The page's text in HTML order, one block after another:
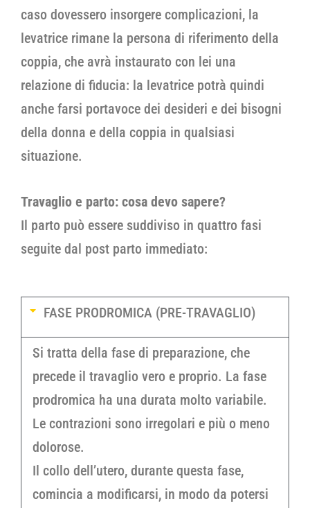
caso dovessero insorgere complicazioni, la
levatrice rimane la persona di riferimento della
coppia, che avrà instaurato con lei una
relazione di fiducia: la levatrice potrà quindi
anche farsi portavoce dei desideri e dei bisogni
della donna e della coppia in qualsiasi
situazione.
Travaglio e parto: cosa devo sapere?
Il parto può essere suddiviso in quattro fasi
seguite dal post parto immediato:
FASE PRODROMICA (PRE-TRAVAGLIO)
Si tratta della fase di preparazione, che
precede il travaglio vero e proprio. La fase
prodromica ha una durata molto variabile.
Le contrazioni sono irregolari e più o meno
dolorose.
Il collo dell’utero, durante questa fase,
comincia a modificarsi, in modo da potersi